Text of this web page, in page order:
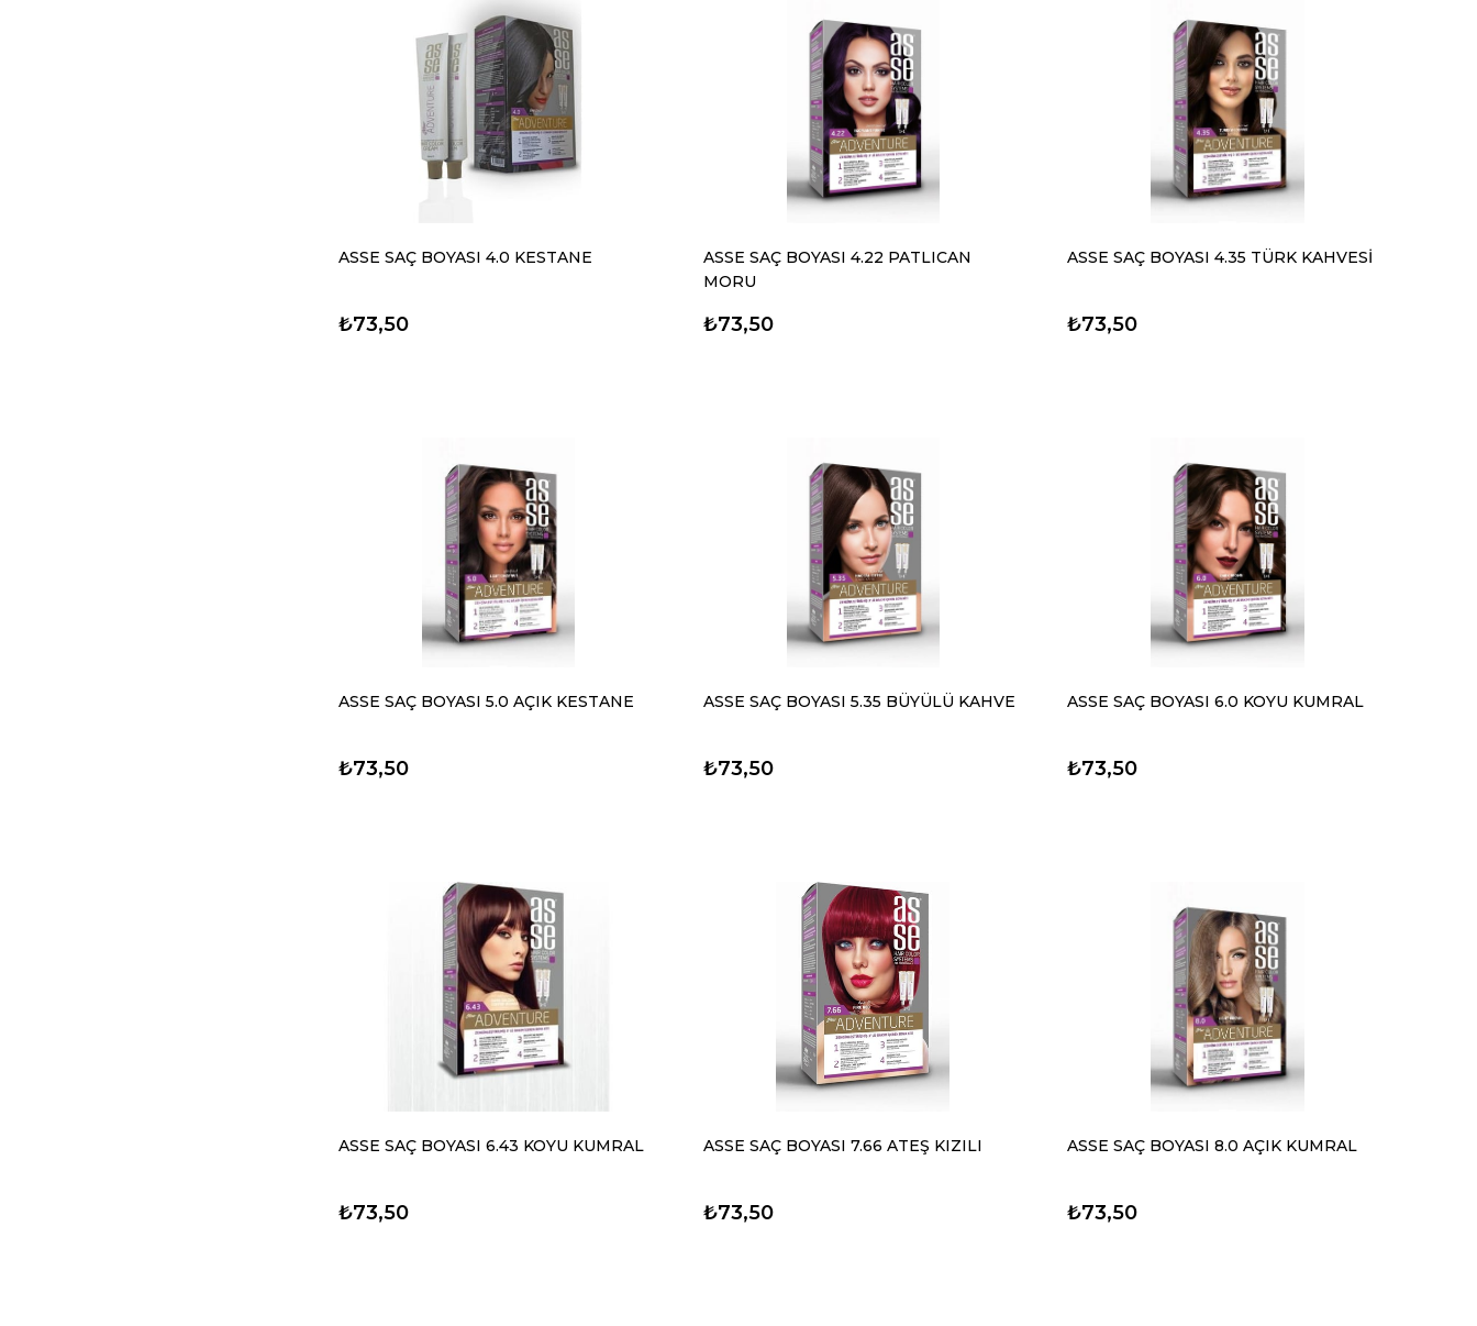
ASSE SAÇ BOYASI 4.0 KESTANE
₺73,50
ASSE SAÇ BOYASI 4.22 PATLICAN
MORU
₺73,50
ASSE SAÇ BOYASI 4.35 TÜRK KAHVESİ
₺73,50
ASSE SAÇ BOYASI 5.0 AÇIK KESTANE
₺73,50
ASSE SAÇ BOYASI 5.35 BÜYÜLÜ KAHVE
₺73,50
ASSE SAÇ BOYASI 6.0 KOYU KUMRAL
₺73,50
ASSE SAÇ BOYASI 6.43 KOYU KUMRAL
₺73,50
ASSE SAÇ BOYASI 7.66 ATEŞ KIZILI
₺73,50
ASSE SAÇ BOYASI 8.0 AÇIK KUMRAL
₺73,50